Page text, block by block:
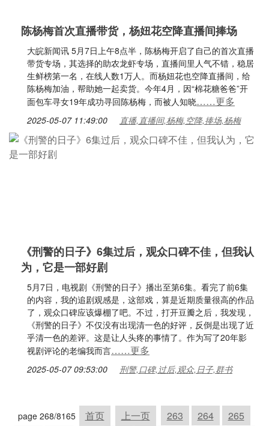
陈杨梅首次直播带货，杨妞花空降直播间捧场
大皖新闻讯 5月7日上午8点半，陈杨梅开启了自己的首次直播
带货专场，其选择的助农龙虾专场，直播间里人气不错，稳居
生鲜榜第一名，在线人数1万人。而杨妞花也空降直播间，给
陈杨梅加油，帮助她一起卖货。今年4月，因“棉花糖爸爸”开
面包车寻女19年成功寻回陈杨梅，而被人知晓……更多
2025-05-07 11:49:00 直播,直播间,杨梅,空降,捧场,杨梅
《刑警的日子》6集过后，观众口碑不佳，但我认
为，它是一部好剧
5月7日，电视剧《刑警的日子》播出至第6集。看完了前6集
的内容，我的追剧观感是，这部戏，算是近期质量很高的作品
了，观众口碑应该爆棚了吧。不过，打开豆瓣之后，我发现，
《刑警的日子》不仅没有出现清一色的好评，反倒是出现了近
乎清一色的差评。这是让人头疼的事情了。作为写了20年影
视剧评论的老编我而言……更多
2025-05-07 09:53:00 刑警,口碑,过后,观众,日子,群书
page 268/8165 首页 上一页 263 264
265